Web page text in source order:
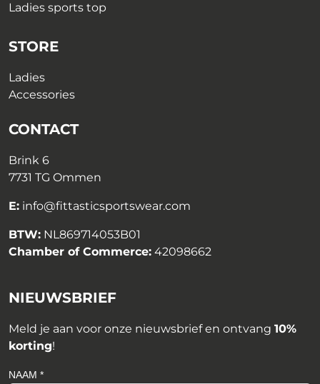
Ladies sports top
STORE
Ladies
Accessories
CONTACT
Brink 6
7731 TG Ommen
E: info@fittasticsportswear.com
BTW: NL869714053B01
Chamber of Commerce: 42098662
NIEUWSBRIEF
Meld je aan voor onze nieuwsbrief en ontvang 10%
korting!
NAAM *